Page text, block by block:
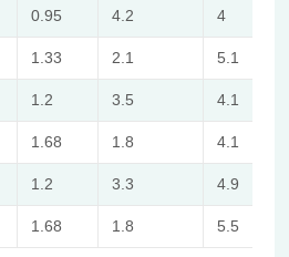
0.95 4.2 4
1.33 2.1 5.1
1.2 3.5 4.1
1.68 1.8 4.1
1.2 3.3 4.9
1.68 1.8 5.5